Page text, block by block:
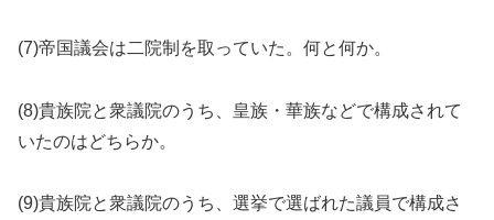
(7)帝国議会は二院制を取っていた。何と何か。
(8)貴族院と衆議院のうち、皇族・華族などで構成されて
いたのはどちらか。
(9)貴族院と衆議院のうち、選挙で選ばれた議員で構成さ